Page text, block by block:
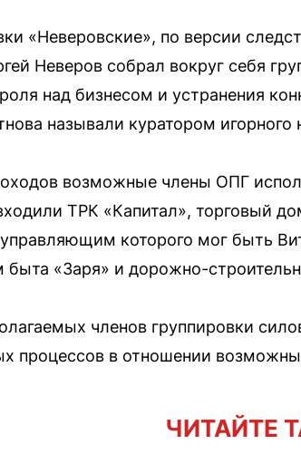
«Неверовские», по версии
Неверов собрал вокруг себя
над бизнесом и устранения
называли куратором игорного
возможные члены ОПГ
ТРК «Капитал», торговый
которого мог быть
«Заря» и дорожно-
членов группировки
процессов в отношении
ЧИТАЙТЕ